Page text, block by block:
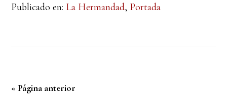
Publicado en: La Hermandad, Portada
« Página anterior